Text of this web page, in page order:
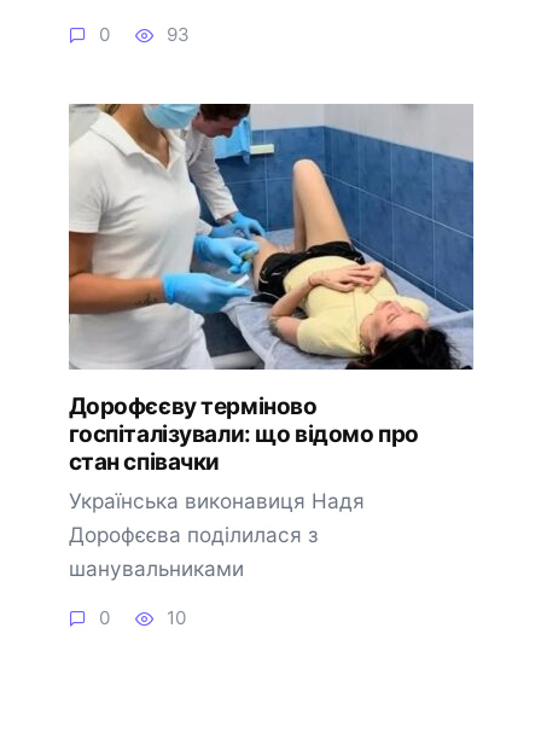
0 93
Дорофєєву терміново
госпіталізували: що відомо про
стан співачки
Українська виконавиця Надя
Дорофєєва поділилася з
шанувальниками
0 10